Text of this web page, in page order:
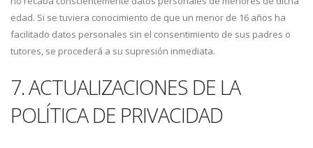
edad. Si se tuviera conocimiento de que un menor de 16 años ha
facilitado datos personales sin el consentimiento de sus padres o
tutores, se procederá a su supresión inmediata.
7. ACTUALIZACIONES DE LA
POLÍTICA DE PRIVACIDAD